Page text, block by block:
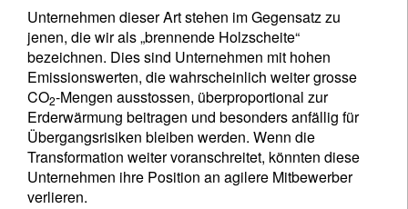
Unternehmen dieser Art stehen im Gegensatz zu
jenen, die wir als „brennende Holzscheite“
bezeichnen. Dies sind Unternehmen mit hohen
Emissionswerten, die wahrscheinlich weiter grosse
CO2-Mengen ausstossen, überproportional zur
Erderwärmung beitragen und besonders anfällig für
Übergangsrisiken bleiben werden. Wenn die
Transformation weiter voranschreitet, könnten diese
Unternehmen ihre Position an agilere Mitbewerber
verlieren.
Ich bin weder in den USA wohnhaft noch bin ich US-Bürger
Ihre Informationen werden in Übereinstimmung
mit unsererDatenschutzerklärung verwendet.
registrieren